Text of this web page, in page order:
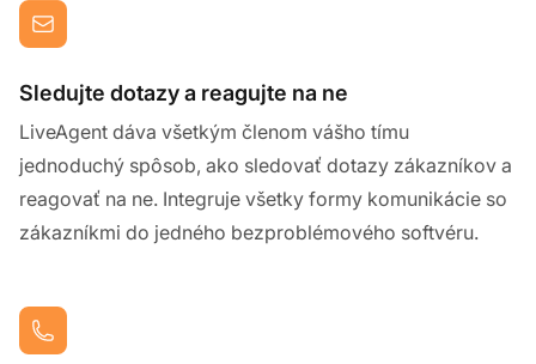
Sledujte dotazy a reagujte na ne
LiveAgent dáva všetkým členom vášho tímu
jednoduchý spôsob, ako sledovať dotazy zákazníkov a
reagovať na ne. Integruje všetky formy komunikácie so
zákazníkmi do jedného bezproblémového softvéru.